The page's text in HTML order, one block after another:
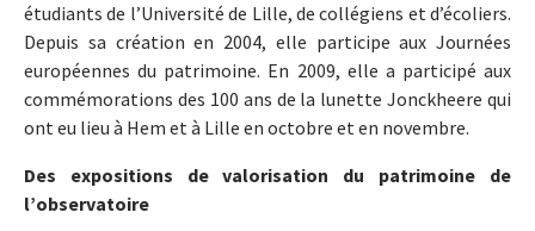
étudiants de l’Université de Lille, de collégiens et d’écoliers.
Depuis sa création en 2004, elle participe aux Journées
européennes du patrimoine. En 2009, elle a participé aux
commémorations des 100 ans de la lunette Jonckheere qui
ont eu lieu à Hem et à Lille en octobre et en novembre.
Des expositions de valorisation du patrimoine de
l’observatoire